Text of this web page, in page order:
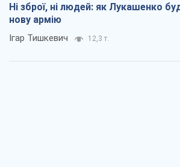
Ні зброї, ні людей: як Лукашенко
нову армію
Ігар Тишкевич 12,3 т.